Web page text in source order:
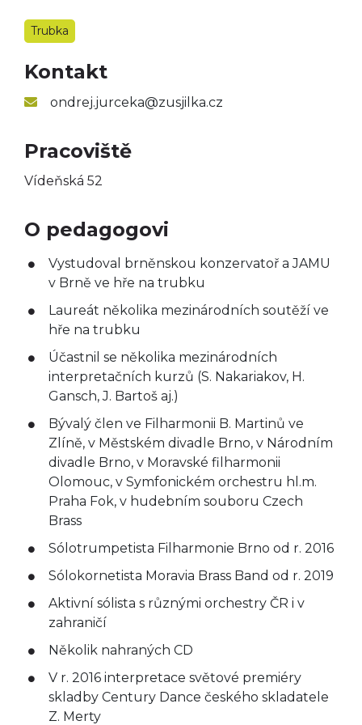
Trubka
Kontakt
ondrej.jurceka@zusjilka.cz
Pracoviště
Vídeňská 52
O pedagogovi
Vystudoval brněnskou konzervatoř a JAMU
v Brně ve hře na trubku
Laureát několika mezinárodních soutěží ve
hře na trubku
Účastnil se několika mezinárodních
interpretačních kurzů (S. Nakariakov, H.
Gansch, J. Bartoš aj.)
Bývalý člen ve Filharmonii B. Martinů ve
Zlíně, v Městském divadle Brno, v Národním
divadle Brno, v Moravské filharmonii
Olomouc, v Symfonickém orchestru hl.m.
Praha Fok, v hudebním souboru Czech
Brass
Sólotrumpetista Filharmonie Brno od r. 2016
Sólokornetista Moravia Brass Band od r. 2019
Aktivní sólista s různými orchestry ČR i v
zahraničí
Několik nahraných CD
V r. 2016 interpretace světové premiéry
skladby Century Dance českého skladatele
Z. Merty
Literárně-dramatický
obor